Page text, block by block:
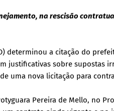
na rescisão
determinou a citação do
justificativas sobre supostas
uma nova licitação para
Pereira de Mello, no